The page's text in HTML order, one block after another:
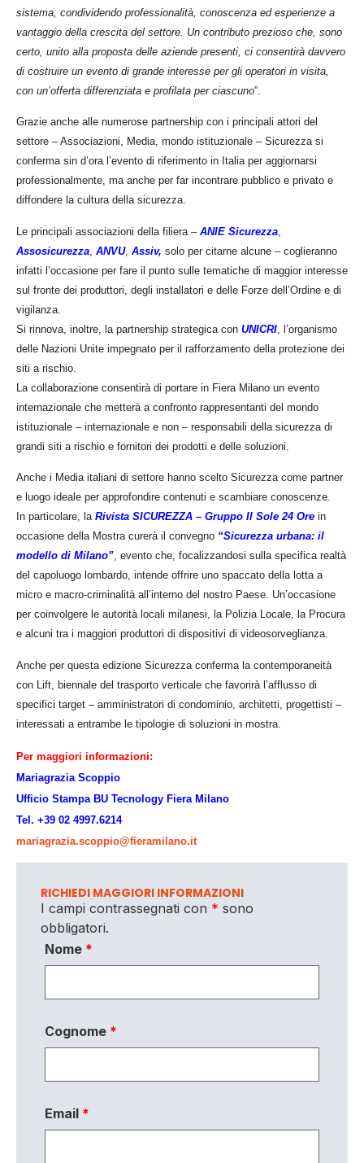
sistema, condividendo professionalità, conoscenza ed esperienze a
vantaggio della crescita del settore. Un contributo prezioso che, sono
certo, unito alla proposta delle aziende presenti, ci consentirà davvero
di costruire un evento di grande interesse per gli operatori in visita,
con un’offerta differenziata e profilata per ciascuno”.
Grazie anche alle numerose partnership con i principali attori del
settore – Associazioni, Media, mondo istituzionale – Sicurezza si
conferma sin d’ora l’evento di riferimento in Italia per aggiornarsi
professionalmente, ma anche per far incontrare pubblico e privato e
diffondere la cultura della sicurezza.
Le principali associazioni della filiera – ANIE Sicurezza
Assosicurezza ANVU, Assiv, solo per citarne alcune – coglieranno
infatti l’occasione per fare il punto sulle tematiche di maggior interesse
sul fronte dei produttori, degli installatori e delle Forze dell’Ordine e di
vigilanza.
Si rinnova, inoltre, la partnership strategica con UNICRI , l’organismo
delle Nazioni Unite impegnato per il rafforzamento della protezione dei
siti a rischio.
La collaborazione consentirà di portare in Fiera Milano un evento
internazionale che metterà a confronto rappresentanti del mondo
istituzionale – internazionale e non – responsabili della sicurezza di
grandi siti a rischio e fornitori dei prodotti e delle soluzioni.
Anche i Media italiani di settore hanno scelto Sicurezza come partner
e luogo ideale per approfondire contenuti e scambiare conoscenze.
In particolare, la Rivista SICUREZZA – Gruppo Il Sole 24 Ore in
occasione della Mostra curerà il convegno “Sicurezza urbana: il
modello di Milano”, evento che, focalizzandosi sulla specifica realtà
del capoluogo lombardo, intende offrire uno spaccato della lotta a
micro e macro-criminalità all’interno del nostro Paese. Un’occasione
per coinvolgere le autorità locali milanesi, la Polizia Locale, la Procura
e alcuni tra i maggiori produttori di dispositivi di videosorveglianza.
Anche per questa edizione Sicurezza conferma la contemporaneità
con Lift, biennale del trasporto verticale che favorirà l’afflusso di
specifici target – amministratori di condominio, architetti, progettisti –
interessati a entrambe le tipologie di soluzioni in mostra.
Per maggiori informazioni:
Mariagrazia Scoppio
Ufficio Stampa BU Tecnology Fiera Milano
Tel. +39 02 4997.6214
mariagrazia.scoppio@fieramilano.it
RICHIEDI MAGGIORI INFORMAZIONI
I campi contrassegnati con * sono
obbligatori.
Nome *
Cognome *
Email *